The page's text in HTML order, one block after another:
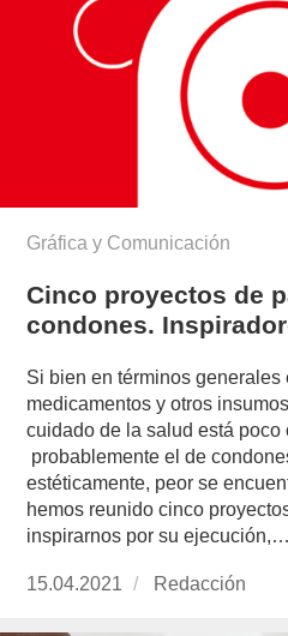
Gráfica y Comunicación
Cinco proyectos de
condones.
Si bien en términos generales
medicamentos y otros
cuidado de la salud está poco
probablemente el de
estéticamente, peor se
hemos reunido cinco
inspirarnos por su ejecución,…
Publicado
15.04.2021 https://
Redacción